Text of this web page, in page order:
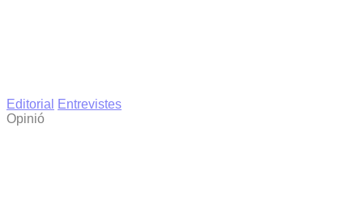
Editorial
Entrevistes
Opinió